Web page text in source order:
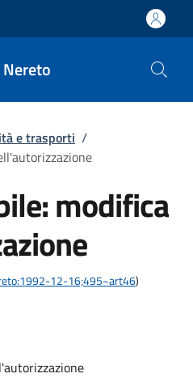
e trasporti /
modifica
12-16;495~art46)